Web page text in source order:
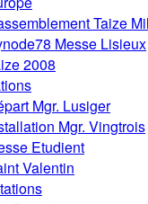
Taize
Messe Lisieux
2008
Mgr. Lusiger
Mgr. Vingtrois
Etudient
Valentin